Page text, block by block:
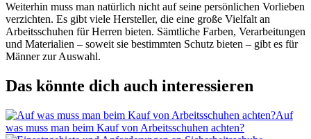
Weiterhin muss man natürlich nicht auf seine persönlichen Vorlieben
verzichten. Es gibt viele Hersteller, die eine große Vielfalt an
Arbeitsschuhen für Herren bieten. Sämtliche Farben, Verarbeitungen
und Materialien – soweit sie bestimmten Schutz bieten – gibt es für
Männer zur Auswahl.
Das könnte dich auch interessieren
Auf
was muss man beim Kauf von Arbeitsschuhen achten?